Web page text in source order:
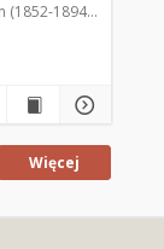
(1852-1894). Red.
Więcej